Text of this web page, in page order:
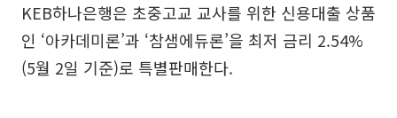
KEB하나은행은 초중고교 교사를 위한 신용대출 상품
인 ‘아카데미론’과 ‘참샘에듀론’을 최저 금리 2.54%
(5월 2일 기준)로 특별판매한다.